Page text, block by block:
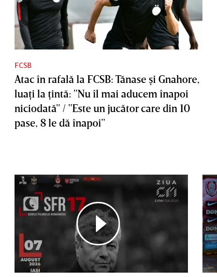
FCSB
Atac în rafală la FCSB: Tănase şi Gnahore,
luaţi la ţintă: "Nu îl mai aducem înapoi
niciodată" / "Este un jucător care din 10
pase, 8 le dă înapoi"